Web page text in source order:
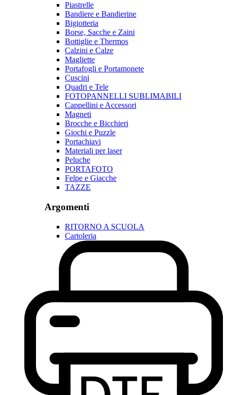
Piastrelle
Bandiere e Bandierine
Bigiotteria
Borse, Sacche e Zaini
Bottiglie e Thermos
Calzini e Calze
Magliette
Portafogli e Portamonete
Cuscini
Quadri e Tele
FOTOPANNELLI SUBLIMABILI
Cappellini e Accessori
Magneti
Brocche e Bicchieri
Giochi e Puzzle
Portachiavi
Materiali per laser
Peluche
PORTAFOTO
Felpe e Giacche
TAZZE
Argomenti
RITORNO A SCUOLA
Cartoleria